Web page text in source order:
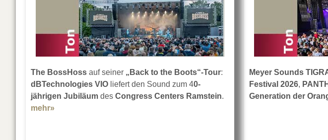
The BossHoss auf seiner „Back to the Boots“-Tour:
dBTechnologies VIO liefert den Sound zum 40-
jährigen Jubiläum des Congress Centers Ramstein.
mehr»
Meyer Sounds
Festival 2026,
Generation der